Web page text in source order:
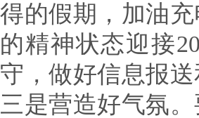
得的假期，加油
的精神状态迎接
守，做好信息报
三是营造好气氛